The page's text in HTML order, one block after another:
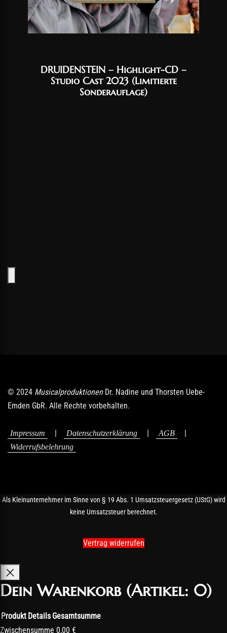
DRUIDENSTEIN – Highlight-CD –
Studio Cast 2023 (Limitierte
Sonderauflage)
© 2024 MusicalproduktionenDr. Nadine und Thorsten Uebe-
Emden GbR. Alle Rechte vorbehalten.
Impressum Datenschutzerklärung AGB
Widerrufsbelehrung
Als Kleinunternehmer im Sinne von § 19 Abs. 1 Umsatzsteuergesetz (UStG) wird
keine Umsatzsteuer berechnet.
Vertrag widerrufen
Dein Warenkorb (Artikel: 0)
Produkt Details Gesamtsumme
Zwischensumme 0,00 €